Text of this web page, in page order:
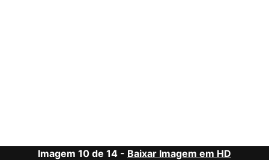
Imagem 10 de 14 - Baixar Imagem em HD